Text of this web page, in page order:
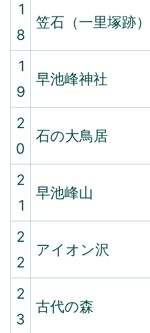
1
8
笠石（一里塚跡）
1
9
早池峰神社
2
0
石の大鳥居
2
1
早池峰山
2
2
アイオン沢
2
3
古代の森